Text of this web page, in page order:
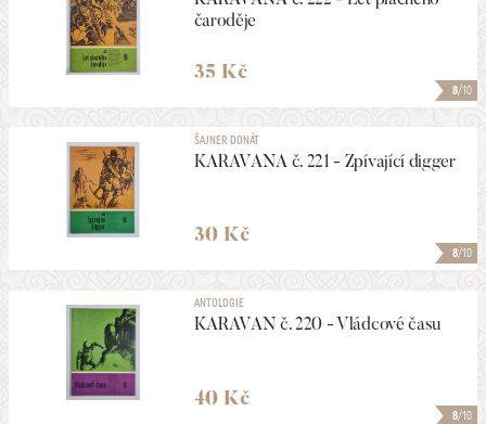
8/10
čaroděje
35 Kč
8/10
ŠAJNER DONÁT
KARAVANA č. 221 - Zpívající digger
30 Kč
8/10
ANTOLOGIE
KARAVAN č. 220 - Vládcové času
40 Kč